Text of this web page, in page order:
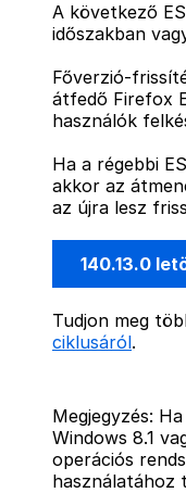
A következő
időszakban
Főverzió-
átfedő Firefox
használók
Ha a régebbi
akkor az
az újra lesz
140.13.0
Tudjon meg
ciklusáról.
Megjegyzés:
Windows 8.1
operációs
használatához